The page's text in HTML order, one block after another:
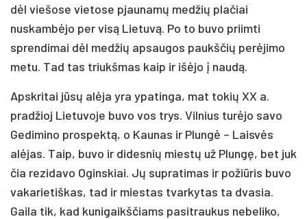
dėl viešose vietose pjaunamų medžių plačiai
nuskambėjo per visą Lietuvą. Po to buvo priimti
sprendimai dėl medžių apsaugos paukščių perėjimo
metu. Tad tas triukšmas kaip ir išėjo į naudą.
Apskritai jūsų alėja yra ypatinga, mat tokių XX a.
pradžioj Lietuvoje buvo vos trys. Vilnius turėjo savo
Gedimino prospektą, o Kaunas ir Plungė – Laisvės
alėjas. Taip, buvo ir didesnių miestų už Plungę, bet juk
čia rezidavo Oginskiai. Jų supratimas ir požiūris buvo
vakarietiškas, tad ir miestas tvarkytas ta dvasia.
Gaila tik, kad kunigaikščiams pasitraukus nebeliko,